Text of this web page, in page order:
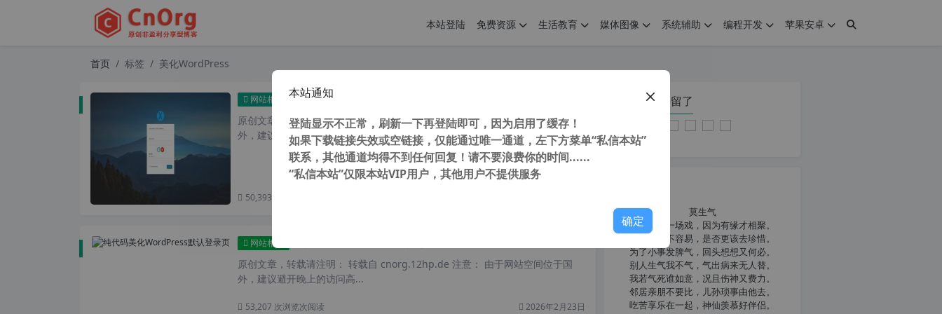
本站登陆 免费资源 生活教育 媒体图像 系统辅助 编程开发 苹果安卓
首页 标签 美化WordPress
网站相关 纯代码美化WordPress默认登录页二
原创文章，转载请注明： 转载自 cnorg.12hp.de 注意： 由于网站空间位于国
外，建议避开晚上的访问高...
50,393 次浏览
网站相关
原创文章，转载请注明： 转载自 cnorg.12hp.de 注意： 由于网站空间位于国
外，建议避开晚上的访问高...
53,207 次浏览次阅读 2026年2月23日
您在本页停留了
莫生气
人生就像一场戏，因为有缘才相聚。
相扶到老不容易，是否更该去珍惜。
为了小事发脾气，回头想想又何必。
别人生气我不气，气出病来无人替。
我若气死谁如意，况且伤神又费力。
邻居亲朋不要比，儿孙琐事由他去。
吃苦享乐在一起，神仙羡慕好伴侣。
本站通知
登陆显示不正常，刷新一下再登陆即可，因为启用了缓存！
如果下载链接失效或空链接，仅能通过唯一通道，左下方菜单“私信本站”
联系，其他通道均得不到任何回复！请不要浪费你的时间......
“私信本站”仅限本站VIP用户，其他用户不提供服务
确定